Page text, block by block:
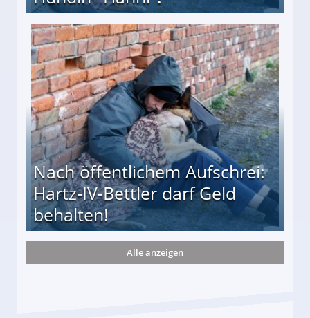
entführten seine Hündin "Hanni"!
Nach öffentlichem Aufschrei:
Hartz-IV-Bettler darf Geld
behalten!
darf Geld behalten!
Alle anzeigen